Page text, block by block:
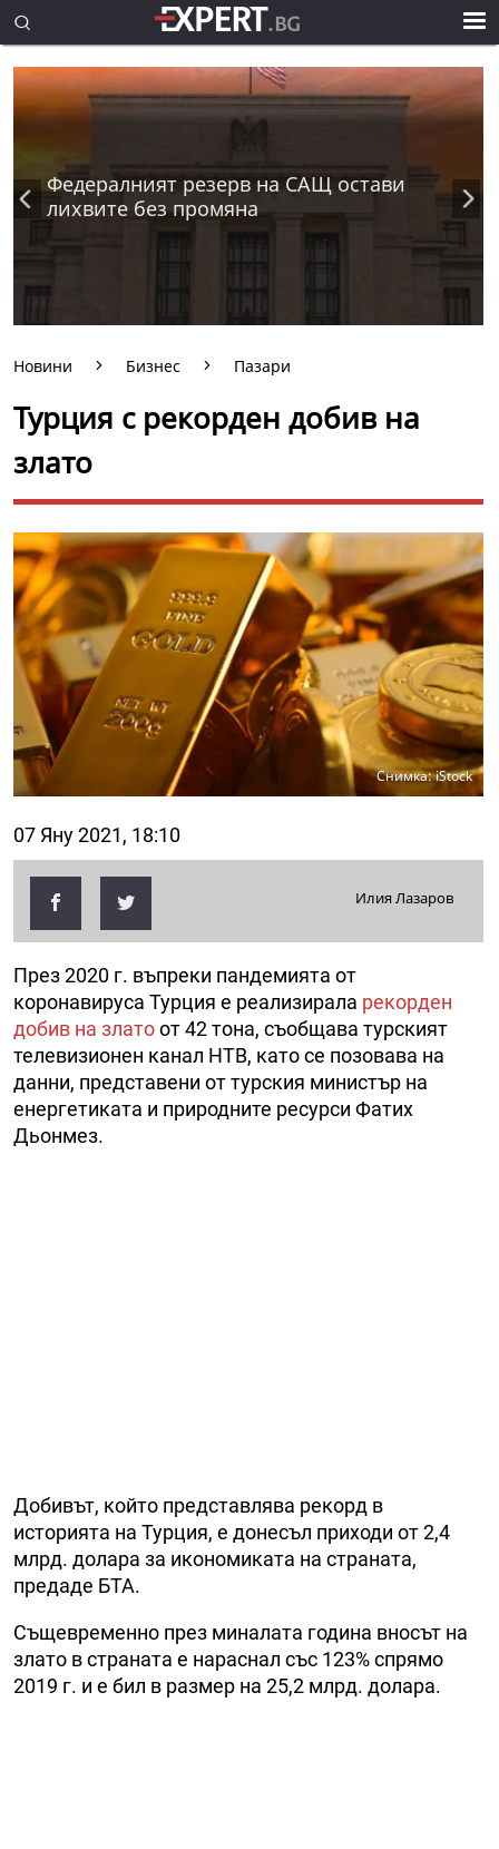
Федералният резерв на САЩ остави
лихвите без промяна
Новини Бизнес Пазари
Турция с рекорден добив на
злато
Снимка: iStock
07 Яну 2021, 18:10
Илия Лазаров
През 2020 г. въпреки пандемията от
коронавируса Турция е реализирала рекорден
добив на златоот 42 тона, съобщава турският
телевизионен канал НТВ, като се позовава на
данни, представени от турския министър на
енергетиката и природните ресурси Фатих
Дьонмез.
Добивът, който представлява рекорд в
историята на Турция, е донесъл приходи от 2,4
млрд. долара за икономиката на страната,
предаде БТА.
Същевременно през миналата година вносът на
злато в страната е нараснал със 123% спрямо
2019 г. и е бил в размер на 25,2 млрд. долара.